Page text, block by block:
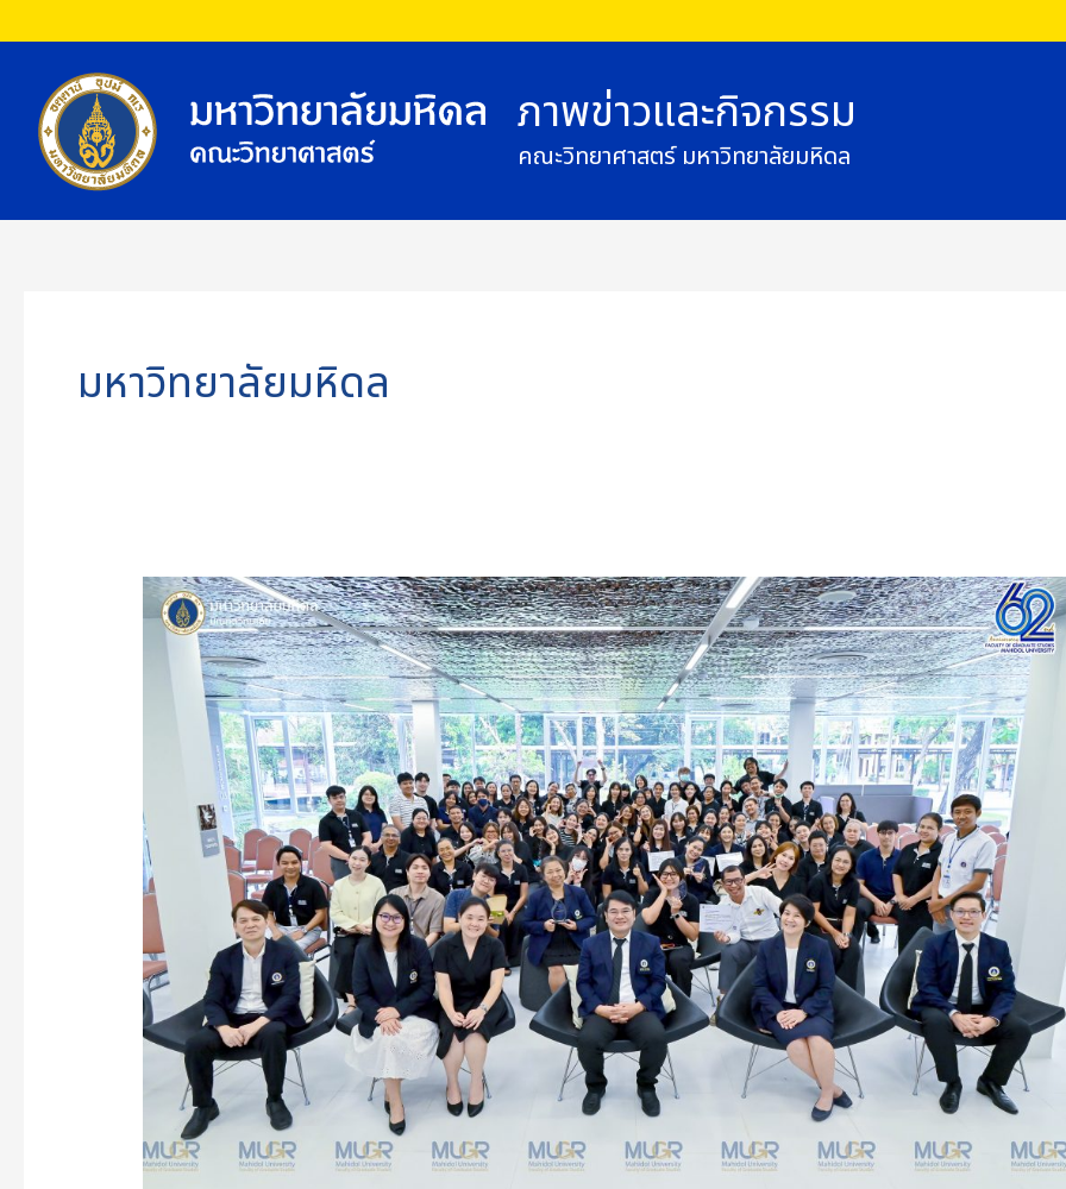
to
content
ภาพข่าวและกิจกรรม
คณะวิทยาศาสตร์ มหาวิทยาลัยมหิดล
มหาวิทยาลัยมหิดล
คณะ
วิทยาศาสตร์
ม.มหิดล
งาน
ครบ
รอบ
62
ปี
คล้าย
วัน
สถาปนา
บัณฑิต
วิทยาลัย
มหาวิทยาลัย
มหิดล